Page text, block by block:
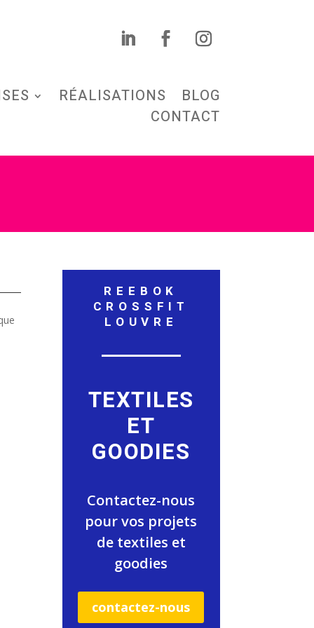
RÉALISATIONS
BLOG
CONTACT
REEBOK
CROSSFIT
LOUVRE
TEXTILES
ET
GOODIES
Contactez-nous
pour vos projets
de textiles et
goodies
contactez-nous